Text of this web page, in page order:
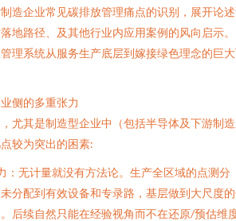
造企业常见碳排放管理痛点的识别，展开论
地路径、及其他行业内应用案例的风向启示
理系统从服务生产底层到嫁接绿色理念的巨
侧的多重张力
尤其是制造型企业中（包括半导体及下游制
较为突出的困素:
：无计量就没有方法论。生产全区域的点测分
分配到有效设备和专录路，基层做到大尺度
后续自然只能在经验视角而不在还原/预估维